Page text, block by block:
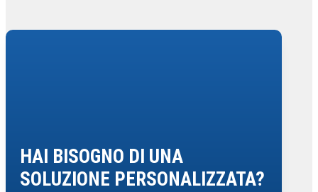
HAI BISOGNO DI UNA
SOLUZIONE PERSONALIZZATA?